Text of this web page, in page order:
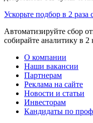
Ускорьте подбор в 2 раза
Автоматизируйте сбор
собирайте аналитику в 2
О компании
Наши вакансии
Партнерам
Реклама на сайте
Новости и статьи
Инвесторам
Кандидаты по